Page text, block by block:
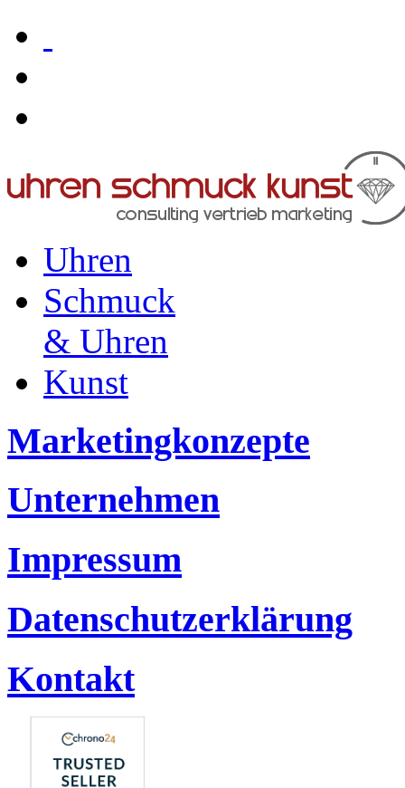
Uhren
Schmuck
& Uhren
Kunst
Marketingkonzepte
Unternehmen
Impressum
Datenschutzerklärung
Kontakt